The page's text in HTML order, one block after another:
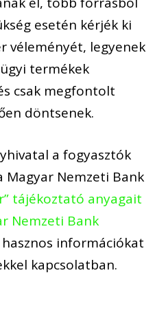
esetén kérjék ki
véleményét, legyenek
termékek
csak megfontolt
döntsenek.
a fogyasztók
Magyar Nemzeti Bank
tájékoztató anyagait
Nemzeti Bank
információkat
kapcsolatban.